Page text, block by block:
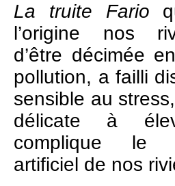
La truite Fario
l’origine nos
d’être décimée
pollution, a failli
sensible au
délicate à
complique le
artificiel de nos